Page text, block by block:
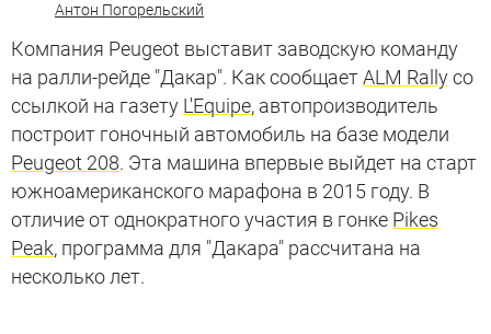
Антон Погорельский
Компания Peugeot выставит заводскую команду
на ралли-рейде "Дакар". Как сообщаетALM Rallyсо
ссылкой на газету L'Equipe, автопроизводитель
построит гоночный автомобиль на базе модели
Peugeot 208. Эта машина впервые выйдет на старт
южноамериканского марафона в 2015 году. В
отличие от однократного участия в гонке Pikes
Peak, программа для "Дакара" рассчитана на
несколько лет.